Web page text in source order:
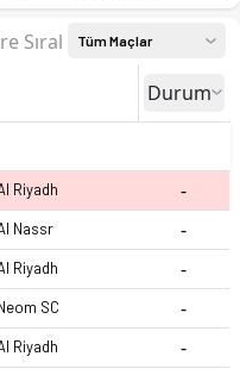
Sırala Tüm Maçlar
Durum
Riyadh -
Nassr -
Riyadh -
SC -
Riyadh -